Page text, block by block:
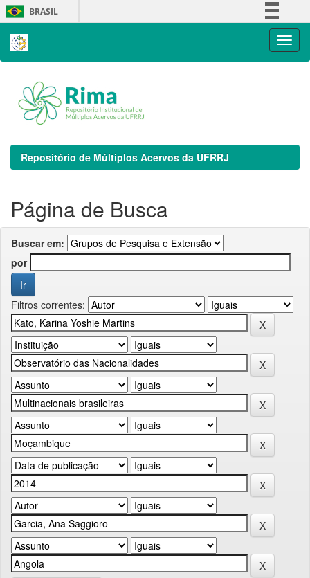
Skip
navigation
BRASIL
Repositório de Múltiplos Acervos da UFRRJ
Página de Busca
Buscar em:
por
Filtros correntes: